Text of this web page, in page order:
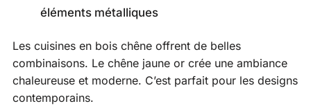
éléments métalliques
Les cuisines en bois chêne offrent de belles
combinaisons. Le chêne jaune or crée une ambiance
chaleureuse et moderne. C’est parfait pour les designs
contemporains.